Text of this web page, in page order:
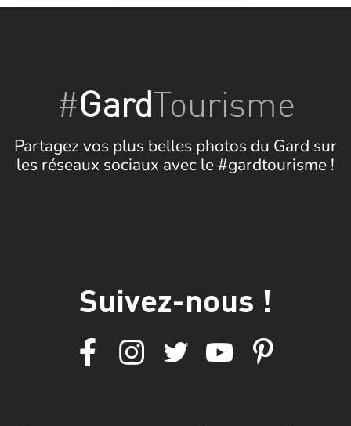
#GardTourisme
Partagez vos plus belles photos du Gard sur
les réseaux sociaux avec le #gardtourisme !
Suivez-nous !